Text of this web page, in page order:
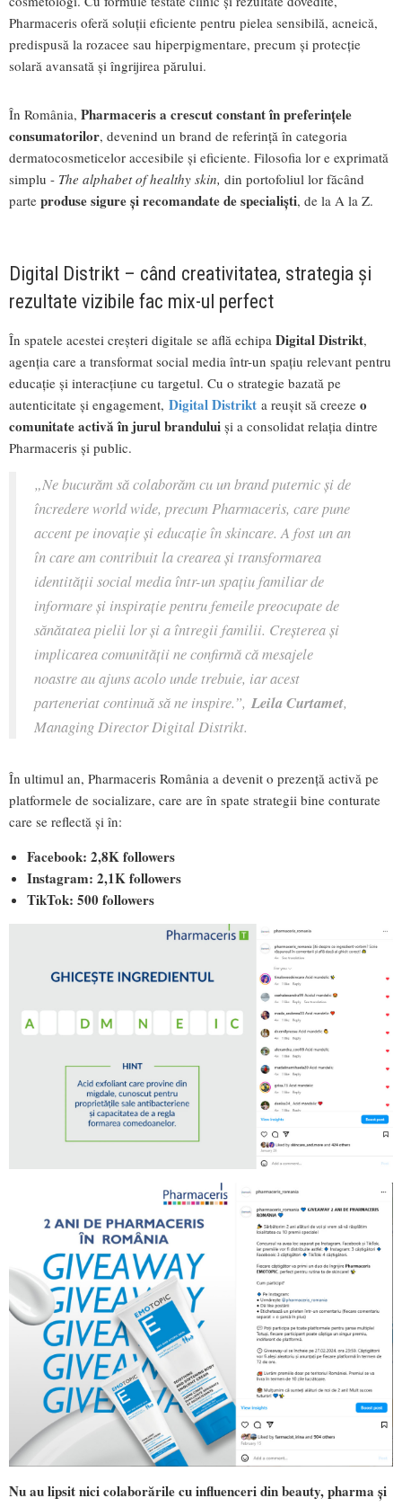
Pharmaceris oferă soluții eficiente pentru pielea sensibilă, acneică,
predispusă la rozacee sau hiperpigmentare, precum și protecție
solară avansată și îngrijirea părului.
În România, Pharmaceris a crescut constant în preferințele
consumatorilor, devenind un brand de referință în categoria
dermatocosmeticelor accesibile și eficiente. Filosofia lor e exprimată
simplu - The alphabet of healthy skin, din portofoliul lor făcând
parte produse sigure și recomandate de specialiști, de la A la Z.
Digital Distrikt – când creativitatea, strategia și
rezultate vizibile fac mix-ul perfect
În spatele acestei creșteri digitale se află echipa Digital Distrikt,
agenția care a transformat social media într-un spațiu relevant pentru
educație și interacțiune cu targetul. Cu o strategie bazată pe
autenticitate și engagement, Digital Distrikt a reușit să creeze o
comunitate activă în jurul brandului și a consolidat relația dintre
Pharmaceris și public.
„Ne bucurăm să colaborăm cu un brand puternic și de
încredere world wide, precum Pharmaceris, care pune
accent pe inovație și educație în skincare. A fost un an
în care am contribuit la crearea și transformarea
identității social media într-un spațiu familiar de
informare și inspirație pentru femeile preocupate de
sănătatea pielii lor și a întregii familii. Creșterea și
implicarea comunității ne confirmă că mesajele
noastre au ajuns acolo unde trebuie, iar acest
parteneriat continuă să ne inspire.”, Leila Curtamet,
Managing Director Digital Distrikt.
În ultimul an, Pharmaceris România a devenit o prezență activă pe
platformele de socializare, care are în spate strategii bine conturate
care se reflectă și în:
Facebook: 2,8K followers
Instagram: 2,1K followers
TikTok: 500 followers
Nu au lipsit nici colaborările cu influenceri din beauty, pharma și